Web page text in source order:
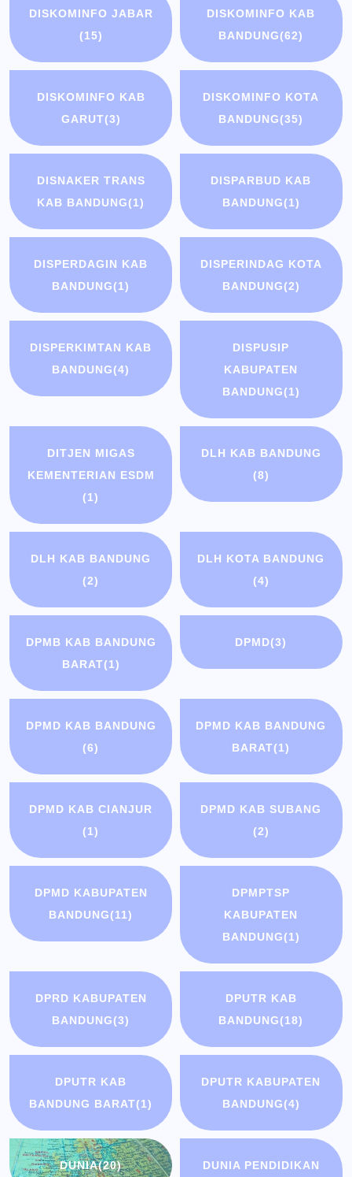
DISKOMINFO JABAR
(15)
DISKOMINFO KAB
BANDUNG(62)
DISKOMINFO KAB
GARUT(3)
DISKOMINFO KOTA
BANDUNG(35)
DISNAKER TRANS
KAB BANDUNG(1)
DISPARBUD KAB
BANDUNG(1)
DISPERDAGIN KAB
BANDUNG(1)
DISPERINDAG KOTA
BANDUNG(2)
DISPERKIMTAN KAB
BANDUNG(4)
DISPUSIP
KABUPATEN
BANDUNG(1)
DITJEN MIGAS
KEMENTERIAN ESDM
(1)
DLH KAB BANDUNG
(8)
DLH KAB BANDUNG
(2)
DLH KOTA BANDUNG
(4)
DPMB KAB BANDUNG
BARAT(1)
DPMD(3)
DPMD KAB BANDUNG
(6)
DPMD KAB BANDUNG
BARAT(1)
DPMD KAB CIANJUR
(1)
DPMD KAB SUBANG
(2)
DPMD KABUPATEN
BANDUNG(11)
DPMPTSP
KABUPATEN
BANDUNG(1)
DPRD KABUPATEN
BANDUNG(3)
DPUTR KAB
BANDUNG(18)
DPUTR KAB
BANDUNG BARAT(1)
DPUTR KABUPATEN
BANDUNG(4)
DUNIA(20)
DUNIA PENDIDIKAN